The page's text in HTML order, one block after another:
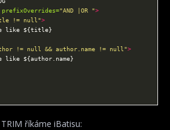
prefixOverrides="AND |OR ">
!= null">
!= null && author.name != null">
říkáme iBatisu: